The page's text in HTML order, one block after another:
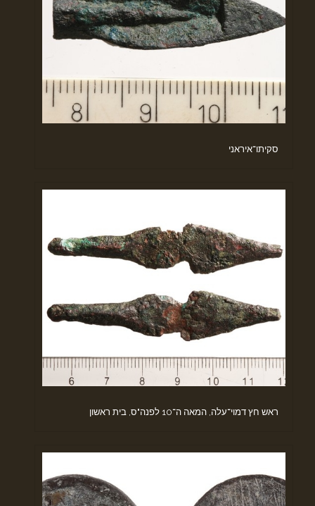
סקיתו־איראני
ראש חץ דמוי־עלה, המאה ה־10 לפנה"ס, בית ראשון